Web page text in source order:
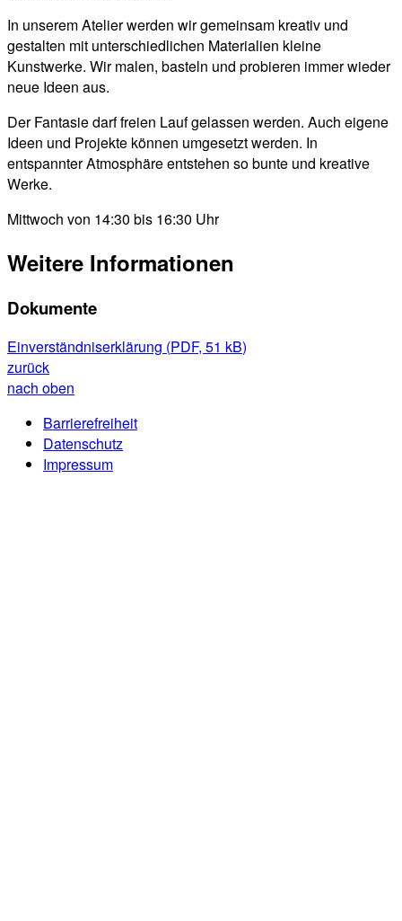
In unserem Atelier werden wir gemeinsam kreativ und
gestalten mit unterschiedlichen Materialien kleine
Kunstwerke. Wir malen, basteln und probieren immer wieder
neue Ideen aus.
Der Fantasie darf freien Lauf gelassen werden. Auch eigene
Ideen und Projekte können umgesetzt werden. In
entspannter Atmosphäre entstehen so bunte und kreative
Werke.
Mittwoch von 14:30 bis 16:30 Uhr
Weitere Informationen
Dokumente
Einverständniserklärung (PDF, 51 kB)
zurück
nach oben
Barrierefreiheit
Datenschutz
Impressum